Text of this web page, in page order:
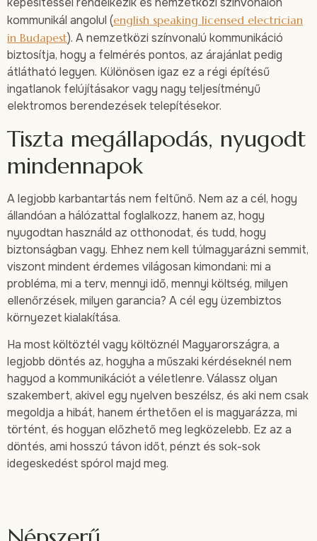
kommunikál angolul (english speaking licensed electrician
in Budapest). A nemzetközi színvonalú kommunikáció
biztosítja, hogy a felmérés pontos, az árajánlat pedig
átlátható legyen. Különösen igaz ez a régi építésű
ingatlanok felújításakor vagy nagy teljesítményű
elektromos berendezések telepítésekor.
Tiszta megállapodás, nyugodt
mindennapok
A legjobb karbantartás nem feltűnő. Nem az a cél, hogy
állandóan a hálózattal foglalkozz, hanem az, hogy
nyugodtan használd az otthonodat, és tudd, hogy
biztonságban vagy. Ehhez nem kell túlmagyarázni semmit,
viszont mindent érdemes világosan kimondani: mi a
probléma, mi a terv, mennyi idő, mennyi költség, milyen
ellenőrzések, milyen garancia? A cél egy üzembiztos
környezet kialakítása.
Ha most költöztél vagy költöznél Magyarországra, a
legjobb döntés az, hogyha a műszaki kérdéseknél nem
hagyod a kommunikációt a véletlenre. Válassz olyan
szakembert, akivel egy nyelven beszélsz, és aki nem csak
megoldja a hibát, hanem érthetően el is magyarázza, mi
történt, és hogyan előzhető meg legközelebb. Ez az a
döntés, ami hosszú távon időt, pénzt és sok-sok
idegeskedést spórol majd meg.